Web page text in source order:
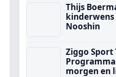
Thijs
kinderwens
Nooshin
Ziggo Sport
morgen en